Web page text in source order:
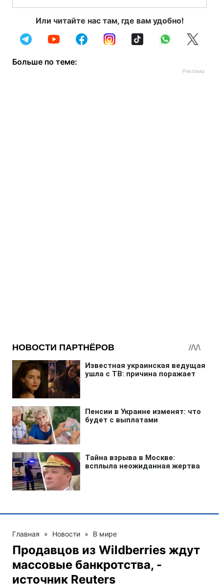
Или читайте нас там, где вам удобно!
Больше по теме:
Главная » Новости » В мире
Продавцов из Wildberries ждут
массовые банкротства, -
источник Reuters